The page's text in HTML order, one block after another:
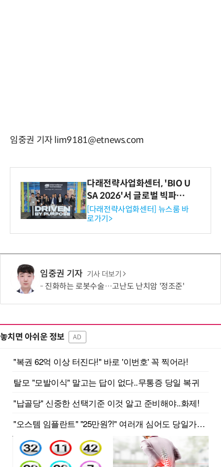
임중권 기자 lim9181@etnews.com
다래전략사업화센터, 'BIO U
SA 2026'서 글로벌 빅파마
와의 비즈니스 미팅 지원…K
-바이오 해외 진출 교두보 확
보
[다래전략사업화센터] 뉴스룸 바
로가기>
임중권 기자 기사 더보기
진화하는 로봇수술…고난도 난치암 '정조준'
놓치면 아쉬운 정보 AD